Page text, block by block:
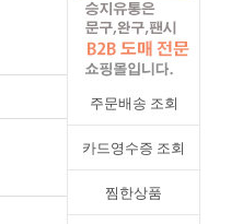
주문배송 조회
카드영수증 조회
찜한상품